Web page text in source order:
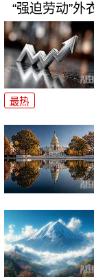
“强迫劳动”外
最热